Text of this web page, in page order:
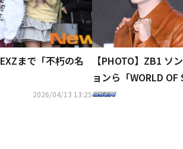
まで「不朽の名
2026/04/13 13:25
【PHOTO】ZB1 ソ
ョンら「WORLD OF
ER」制作発表会に出席